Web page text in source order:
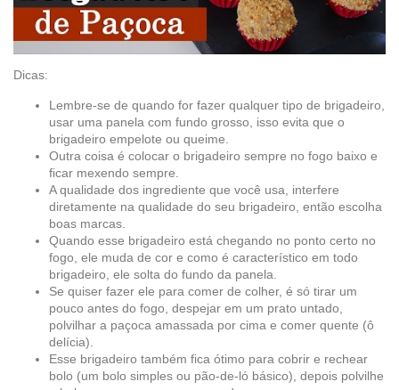
Dicas:
Lembre-se de quando for fazer qualquer tipo de brigadeiro,
usar uma panela com fundo grosso, isso evita que o
brigadeiro empelote ou queime.
Outra coisa é colocar o brigadeiro sempre no fogo baixo e
ficar mexendo sempre.
A qualidade dos ingrediente que você usa, interfere
diretamente na qualidade do seu brigadeiro, então escolha
boas marcas.
Quando esse brigadeiro está chegando no ponto certo no
fogo, ele muda de cor e como é característico em todo
brigadeiro, ele solta do fundo da panela.
Se quiser fazer ele para comer de colher, é só tirar um
pouco antes do fogo, despejar em um prato untado,
polvilhar a paçoca amassada por cima e comer quente (ô
delícia).
Esse brigadeiro também fica ótimo para cobrir e rechear
bolo (um bolo simples ou pão-de-ló básico), depois polvilhe